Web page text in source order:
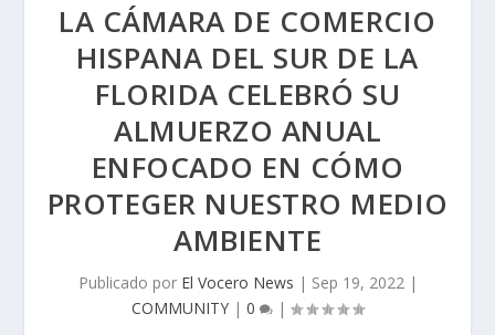
LA CÁMARA DE COMERCIO
HISPANA DEL SUR DE LA
FLORIDA CELEBRÓ SU
ALMUERZO ANUAL
ENFOCADO EN CÓMO
PROTEGER NUESTRO MEDIO
AMBIENTE
Publicado por El Vocero News | Sep 19, 2022|
COMMUNITY | 0 |